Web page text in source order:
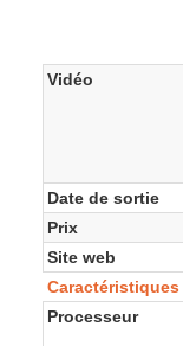
Vidéo
Date de sortie
Prix
Site web
Caractéristiques
Processeur